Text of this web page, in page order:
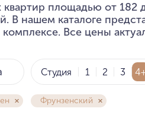
квартир площадью от 182
В нашем каталоге
Все цены
Студия 1 2 3
Фрунзенский